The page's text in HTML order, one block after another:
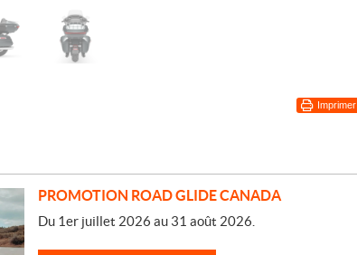
Imprimer
PROMOTION ROAD GLIDE CANADA
Du 1er juillet 2026 au 31 août 2026.